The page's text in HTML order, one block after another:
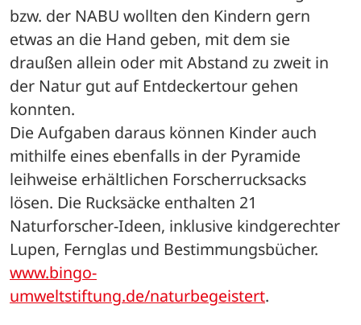
bzw. der NABU wollten den Kindern gern
etwas an die Hand geben, mit dem sie
draußen allein oder mit Abstand zu zweit in
der Natur gut auf Entdeckertour gehen
konnten.
Die Aufgaben daraus können Kinder auch
mithilfe eines ebenfalls in der Pyramide
leihweise erhältlichen Forscherrucksacks
lösen. Die Rucksäcke enthalten 21
Naturforscher-Ideen, inklusive kindgerechter
Lupen, Fernglas und Bestimmungsbücher.
www.bingo-
umweltstiftung.de/naturbegeistert.